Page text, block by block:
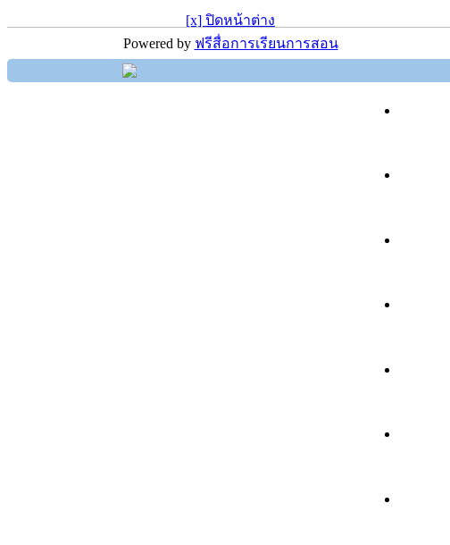
[x] ปิดหน้าต่าง
Powered by ฟรีสื่อการเรียนการสอน